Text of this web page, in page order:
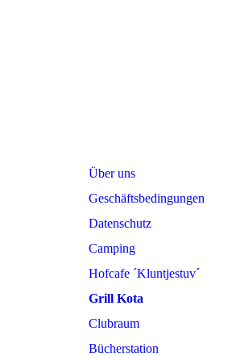
Über uns
Geschäftsbedingungen
Datenschutz
Camping
Hofcafe ´Kluntjestuv´
Grill Kota
Clubraum
Bücherstation